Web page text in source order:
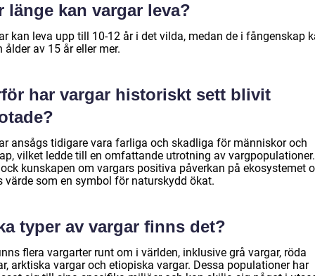
länge kan vargar leva?
kan leva upp till 10-12 år i det vilda, medan de i fångenskap
ålder av 15 år eller mer.
har vargar historiskt sett blivit
ansågs tidigare vara farliga och skadliga för människor och
vilket ledde till en omfattande utrotning av
kunskapen om vargars positiva påverkan på ekosystemet
värde som en symbol för naturskydd ökat.
typer av vargar finns det?
flera vargarter runt om i världen, inklusive grå vargar, röda
arktiska vargar och etiopiska vargar. Dessa populationer har